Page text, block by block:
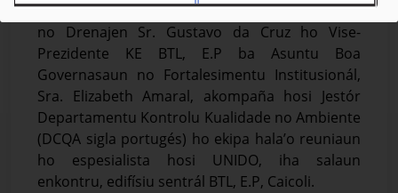
(BTL, E.P) ba Asuntu Sistema Bee, Saneamentu
no Drenajen Sr. Gustavo da Cruz ho Vise-
Prezidente KE BTL, E.P ba Asuntu Boa
Governasaun no Fortalesimentu Institusionál,
Sra. Elizabeth Amaral, akompaña hosi Jestór
Departamentu Kontrolu Kualidade no Ambiente
(DCQA sigla portugés) ho ekipa hala’o reuniaun
ho espesialista hosi UNIDO, iha salaun
enkontru, edifísiu sentrál BTL, E.P, Caicoli.